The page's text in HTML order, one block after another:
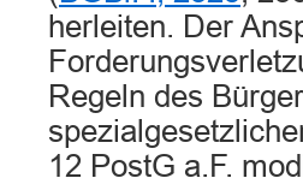
herleiten. Der
Regeln des
12 PostG a.F.